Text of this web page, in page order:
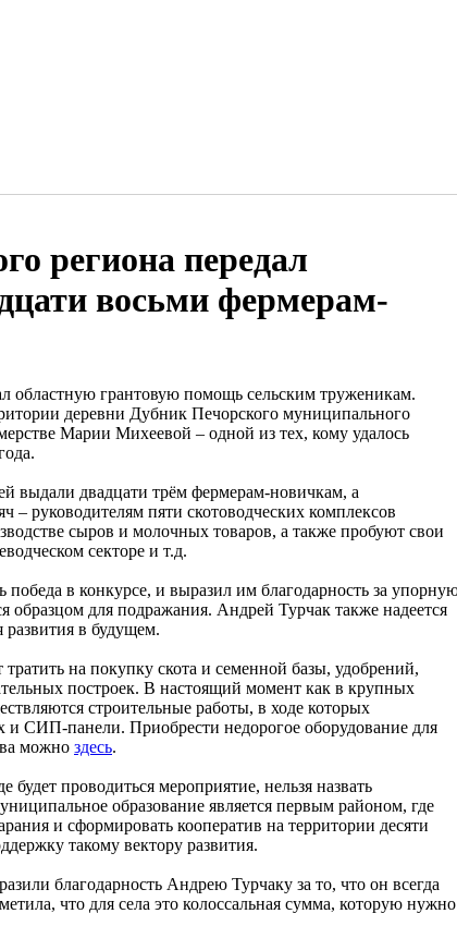
региона передал
восьми фермерам-
областную грантовую помощь сельским труженикам.
деревни Дубник Печорского муниципального
Марии Михеевой – одной из тех, кому удалось
выдали двадцати трём фермерам-новичкам, а
руководителям пяти скотоводческих комплексов
сыров и молочных товаров, а также пробуют свои
секторе и т.д.
победа в конкурсе, и выразил им благодарность за
образцом для подражания. Андрей Турчак также надеется
развития в будущем.
на покупку скота и семенной базы, удобрений,
построек. В настоящий момент как в крупных
строительные работы, в ходе которых
и СИП-панели. Приобрести недорогое оборудование для
можно здесь.
будет проводиться мероприятие, нельзя назвать
образование является первым районом, где
и сформировать кооператив на территории десяти
такому вектору развития.
благодарность Андрею Турчаку за то, что он всегда
что для села это колоссальная сумма, которую нужно